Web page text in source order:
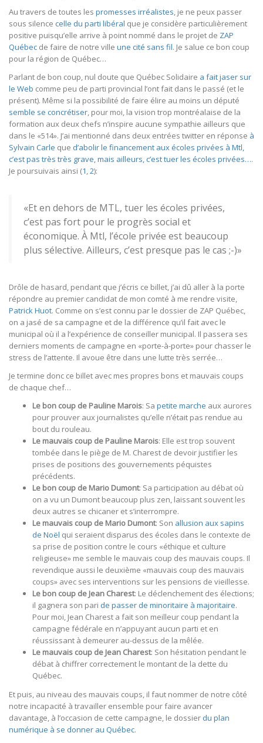
Au travers de toutes les promesses irréalistes, je ne peux passer
sous silence celle du parti libéral que je considère particulièrement
positive puisqu’elle arrive à point nommé dans le projet de ZAP
Québec de faire de notre ville une cité sans fil. Je salue ce bon coup
pour la région de Québec…
Parlant de bon coup, nul doute que Québec Solidaire a fait jaser sur
le Web comme peu de parti provincial l’ont fait dans le passé (et le
présent). Même si la possibilité de faire élire au moins un député
semble se concrétiser, pour moi, la vision trop montréalaise de la
formation aux deux chefs n’inspire aucune sympathie ailleurs que
dans le «514». J’ai mentionné dans deux entrées twitter en réponse à
Sylvain Carle que d’abolir le financement aux écoles privées à Mtl,
c’est pas très très grave, mais ailleurs, c’est tuer les écoles privées….
Je poursuivais ainsi (1,2):
«Et en dehors de MTL, tuer les écoles privées,
c’est pas fort pour le progrès social et
économique. À Mtl, l’école privée est beaucoup
plus sélective. Ailleurs, c’est presque pas le cas ;-)»
Drôle de hasard, pendant que j’écris ce billet, j’ai dû aller à la porte
répondre au premier candidat de mon comté à me rendre visite,
Patrick Huot. Comme on s’est connu par le dossier de ZAP Québec,
on a jasé de sa campagne et de la différence qu’il fait avec le
municipal où il a l’expérience de conseiller municipal. Il passera ses
derniers moments de campagne en «porte-à-porte» pour chasser le
stress de l’attente. Il avoue être dans une lutte très serrée…
Je termine donc ce billet avec mes propres bons et mauvais coups
de chaque chef…
Le bon coup de Pauline Marois: Sa petite marche aux aurores
pour prouver aux journalistes qu’elle n’était pas rendue au
bout du rouleau.
Le mauvais coup de Pauline Marois: Elle est trop souvent
tombée dans le piège de M. Charest de devoir justifier les
prises de positions des gouvernements péquistes
précédents.
Le bon coup de Mario Dumont: Sa participation au débat où
on a vu un Dumont beaucoup plus zen, laissant souvent les
deux autres se chicaner et s’interrompre.
Le mauvais coup de Mario Dumont: Son allusion aux sapins
de Noël qui seraient disparus des écoles dans le contexte de
sa prise de position contre le cours «éthique et culture
religieuse» me semble le mauvais coup des mauvais coups. Il
revendique aussi le deuxième «mauvais coup des mauvais
coups» avec ses interventions sur les pensions de vieillesse.
Le bon coup de Jean Charest: Le déclenchement des élections;
il gagnera son pari de passer de minoritaire à majoritaire.
Pour moi, Jean Charest a fait son meilleur coup pendant la
campagne fédérale en n’appuyant aucun parti et en
réussissant à demeurer au-dessus de la mêlée.
Le mauvais coup de Jean Charest: Son hésitation pendant le
débat à chiffrer correctement le montant de la dette du
Québec.
Et puis, au niveau des mauvais coups, il faut nommer de notre côté
notre incapacité à travailler ensemble pour faire avancer
davantage, à l’occasion de cette campagne, le dossier du plan
numérique à se donner au Québec.